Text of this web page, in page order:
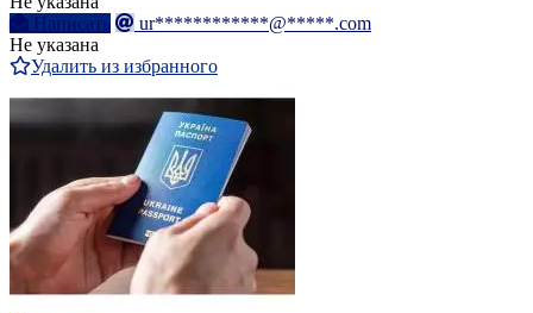
Написать
ur************@*****.com
Не указана
Удалить из избранного